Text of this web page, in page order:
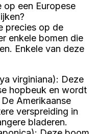
op een Europese
precies op de
enkele bomen die
Enkele van deze
virginiana): Deze
hopbeuk en wordt
Amerikaanse
verspreiding in
bladeren.